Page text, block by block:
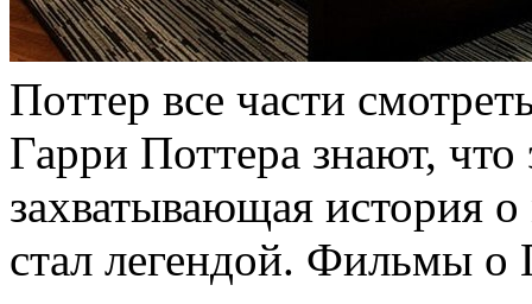
Пoттeр всe части
Гарри Поттера знают,
захватывающая история
стал легендой. Фильмы о